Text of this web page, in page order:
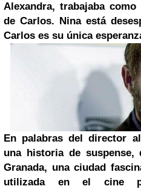
Alexandra, trabajaba
de Carlos. Nina está
Carlos es su única
En palabras del director
una historia de suspense,
Granada, una ciudad
utilizada en el cine